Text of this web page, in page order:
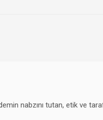
nabzını tutan, etik ve